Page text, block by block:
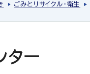
ごみとリサイクル・衛生
ター